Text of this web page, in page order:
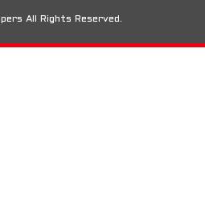
All Rights Reserved.